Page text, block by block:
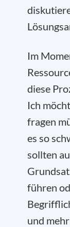
Im
diese
Ich
fragen
es so
sollten
führen
und